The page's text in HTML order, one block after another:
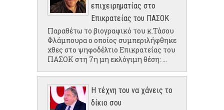
επιχειρηματίας στο
Επικρατείας του ΠΑΣΟΚ
Παραθέτω το βιογραφικό του κ.Τάσου
Φλάμπουρα ο οποίος συμπεριλήφθηκε
χθες στο ψηφοδέλτιο Επικρατείας του
ΠΑΣΟΚ στη 7η μη εκλόγιμη θέση: ...
Η τέχνη του να χάνεις το
δίκιο σου